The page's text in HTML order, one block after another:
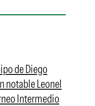
de Diego
notable Leonel
Intermedio